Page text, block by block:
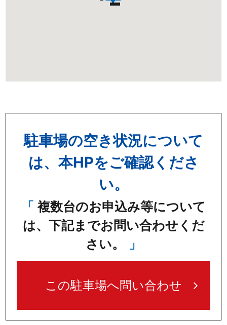
駐車場の空き状況について
は、本HPをご確認くださ
い。
複数台のお申込み等について
は、下記までお問い合わせくだ
さい。
この駐車場へ問い合わせ